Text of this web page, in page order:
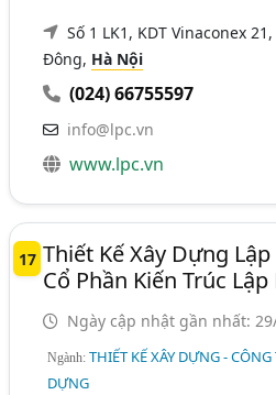
Số 1 LK1, KDT Vinaconex
Đông, Hà Nội
(024) 66755597
info@lpc.vn
www.lpc.vn
17 Thiết Kế Xây Dựng
Cổ Phần Kiến Trúc
Ngày cập nhật gần nhất:
Ngành:THIẾT KẾ XÂY DỰNG -
DỰNG